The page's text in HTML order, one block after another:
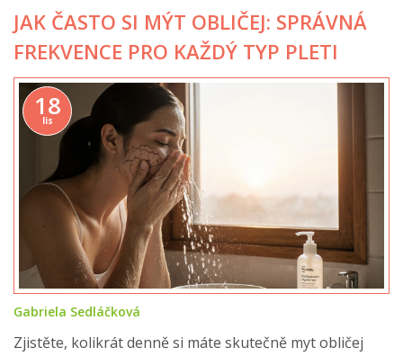
JAK ČASTO SI MÝT OBLIČEJ: SPRÁVNÁ
FREKVENCE PRO KAŽDÝ TYP PLETI
18
lis
Gabriela Sedláčková
Zjistěte, kolikrát denně si máte skutečně myt obličej